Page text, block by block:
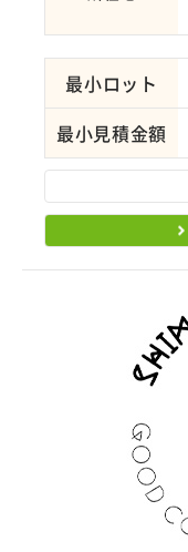
最小ロット
最小見積金額